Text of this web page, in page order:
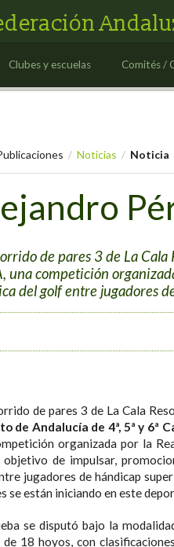
Clubes y escuelas Comités /
/ Noticias / Noticia
de pares 3 de La
una competición
del golf entre jugadores
de pares 3 de La Cala
de Andalucía de 4ª, 5ª y 6ª
organizada por la
objetivo de impulsar,
jugadores de hándicap
se están iniciando en este
se disputó bajo la
18 hoyos, con